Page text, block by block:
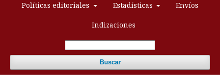
Políticas editoriales Estadísticas Envíos
Indizaciones
Buscar